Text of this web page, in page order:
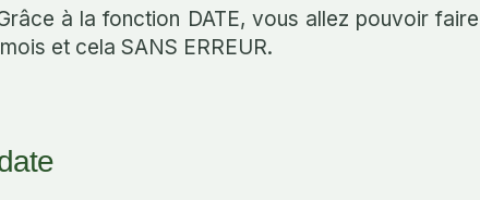
à la fonction DATE, vous allez pouvoir faire
et cela SANS ERREUR.